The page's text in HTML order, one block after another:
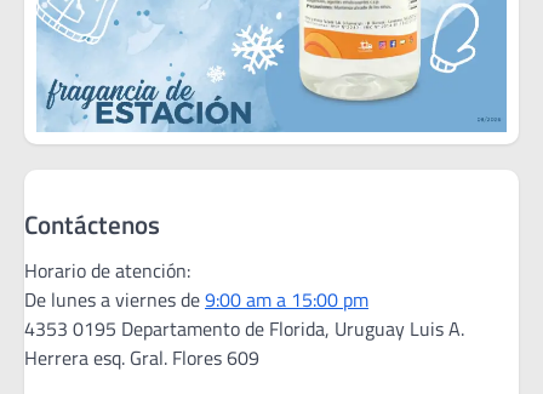
Contáctenos
Horario de atención:
De lunes a viernes de9:00 am a 15:00 pm
4353 0195 Departamento de Florida, Uruguay Luis A.
Herrera esq. Gral. Flores 609